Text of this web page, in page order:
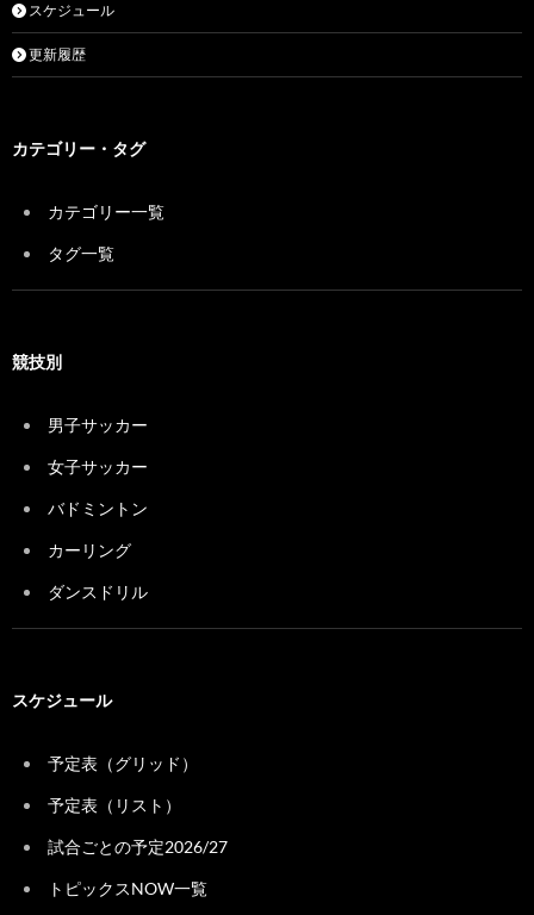
スケジュール
更新履歴
カテゴリー・タグ
カテゴリー一覧
タグ一覧
競技別
男子サッカー
女子サッカー
バドミントン
カーリング
ダンスドリル
スケジュール
予定表（グリッド）
予定表（リスト）
試合ごとの予定2026/27
トピックスNOW一覧